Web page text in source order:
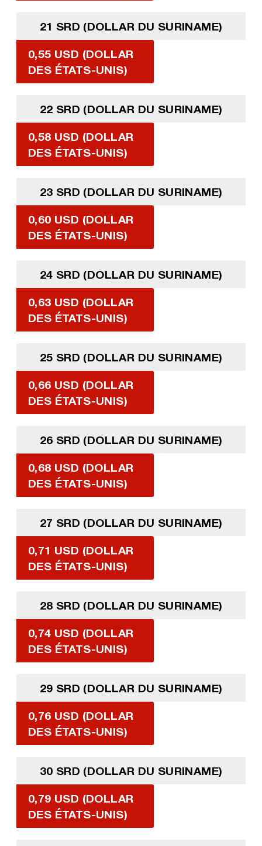
21 SRD (DOLLAR DU SURINAME)
0,55 USD (DOLLAR
DES ÉTATS-UNIS)
22 SRD (DOLLAR DU SURINAME)
0,58 USD (DOLLAR
DES ÉTATS-UNIS)
23 SRD (DOLLAR DU SURINAME)
0,60 USD (DOLLAR
DES ÉTATS-UNIS)
24 SRD (DOLLAR DU SURINAME)
0,63 USD (DOLLAR
DES ÉTATS-UNIS)
25 SRD (DOLLAR DU SURINAME)
0,66 USD (DOLLAR
DES ÉTATS-UNIS)
26 SRD (DOLLAR DU SURINAME)
0,68 USD (DOLLAR
DES ÉTATS-UNIS)
27 SRD (DOLLAR DU SURINAME)
0,71 USD (DOLLAR
DES ÉTATS-UNIS)
28 SRD (DOLLAR DU SURINAME)
0,74 USD (DOLLAR
DES ÉTATS-UNIS)
29 SRD (DOLLAR DU SURINAME)
0,76 USD (DOLLAR
DES ÉTATS-UNIS)
30 SRD (DOLLAR DU SURINAME)
0,79 USD (DOLLAR
DES ÉTATS-UNIS)